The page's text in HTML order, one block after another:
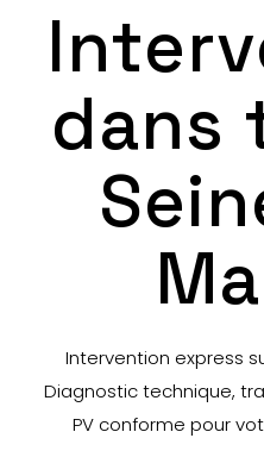
dans
Intervention express
Diagnostic technique,
PV conforme pour